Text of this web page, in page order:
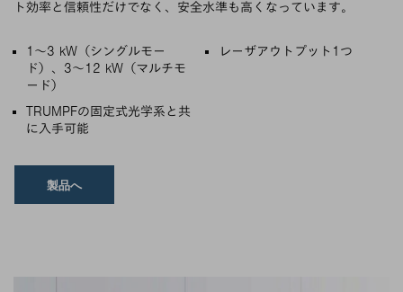
ト効率と信頼性だけでなく、安全水準も高くなっています。
主な特徴
1～3 kW（シングルモー
ド）、3～12 kW（マルチモ
ード）
レーザアウトプット1つ
TRUMPFの固定式光学系と共
に入手可能
製品へ